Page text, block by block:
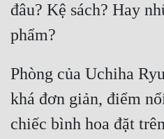
đâu? Kệ sách? Hay
Phòng của Uchiha
khá đơn giản, điểm
chiếc bình hoa đặt